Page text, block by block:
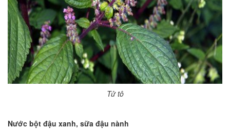
Tử tô
Nước bột đậu xanh, sữa đậu nành